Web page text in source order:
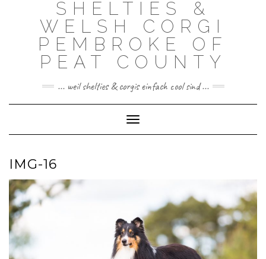
SHELTIES &
WELSH CORGI
PEMBROKE OF
PEAT COUNTY
... weil shelties & corgis einfach cool sind ...
Toggle Navigation
IMG-16